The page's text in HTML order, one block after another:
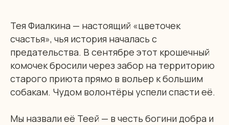
Тея Фиалкина — настоящий «цветочек
счастья», чья история началась с
предательства. В сентябре этот крошечный
комочек бросили через забор на территорию
старого приюта прямо в вольер к большим
собакам. Чудом волонтёры успели спасти её.
Мы назвали её Теей — в честь богини добра и